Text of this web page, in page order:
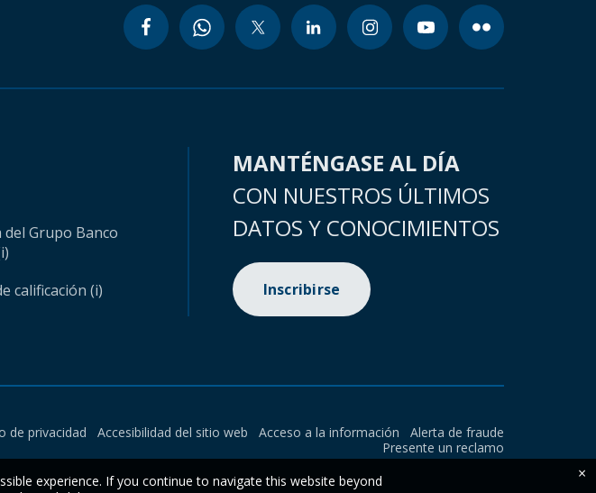
del Grupo Banco
calificación (i)
MANTÉNGASE AL DÍA
CON NUESTROS ÚLTIMOS
DATOS Y CONOCIMIENTOS
Inscribirse
de privacidad Accesibilidad del sitio web Acceso a la información
Alerta de fraude
Presente un reclamo
experience. If you continue to navigate this website beyond
×